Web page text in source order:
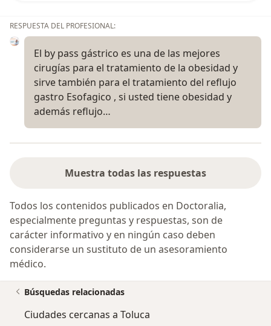
RESPUESTA DEL PROFESIONAL:
El by pass gástrico es una de las mejores
cirugías para el tratamiento de la obesidad y
sirve también para el tratamiento del reflujo
gastro Esofagico , si usted tiene obesidad y
además reflujo…
Muestra todas las respuestas
Todos los contenidos publicados en Doctoralia,
especialmente preguntas y respuestas, son de
carácter informativo y en ningún caso deben
considerarse un sustituto de un asesoramiento
médico.
Búsquedas relacionadas
Ciudades cercanas a Toluca